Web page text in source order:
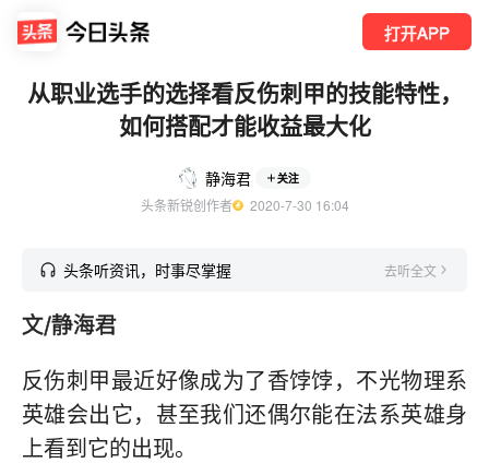
打开APP
从职业选手的选择看反伤刺甲的技能特性，
如何搭配才能收益最大化
静海君 关注
头条新锐创作者
  2020-7-30 16:04
头条听资讯，时事尽掌握 去听全文
文/静海君
反伤刺甲最近好像成为了香饽饽，不光物理系
英雄会出它，甚至我们还偶尔能在法系英雄身
上看到它的出现。